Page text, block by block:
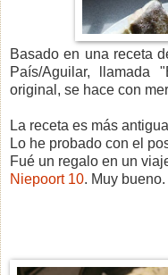
Basado en una receta
País/Aguilar, llamada
original, se hace con
La receta es más
Lo he probado con el
Fué un regalo en un
Niepoort 10. Muy bueno.